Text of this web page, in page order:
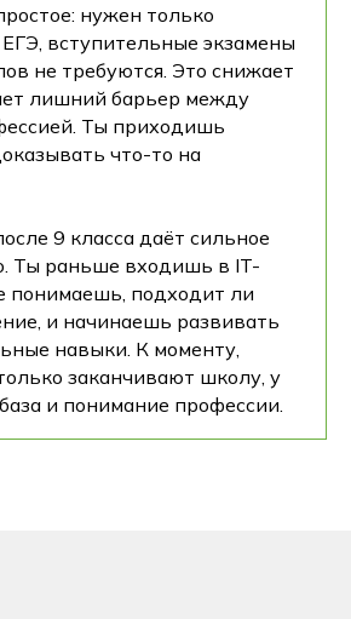
нужен только
вступительные экзамены
не требуются. Это снижает
лишний барьер между
Ты приходишь
что-то на
9 класса даёт сильное
Ты раньше входишь в IT-
понимаешь, подходит ли
и начинаешь развивать
навыки. К моменту,
заканчивают школу, у
и понимание профессии.